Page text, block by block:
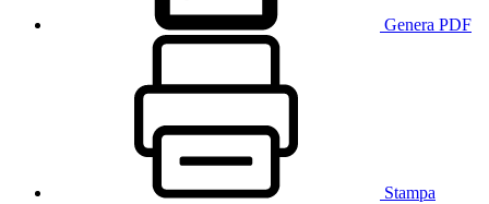
Genera PDF
Stampa